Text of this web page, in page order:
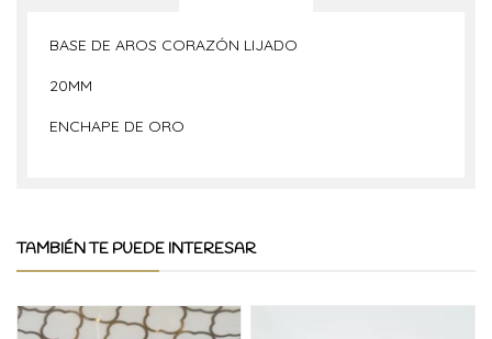
BASE DE AROS CORAZÓN LIJADO
20MM
ENCHAPE DE ORO
TAMBIÉN TE PUEDE INTERESAR